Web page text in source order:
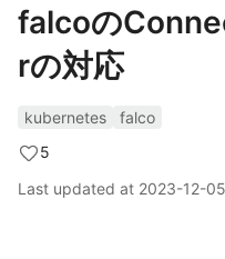
falcoの
rの対応
kubernetes
falco
5
Last updated at 2023-12-05